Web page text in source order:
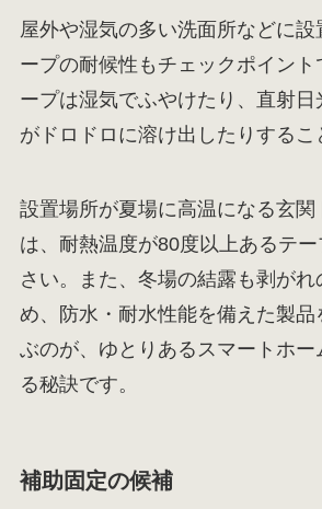
屋外や湿気の多い洗面所などに設
ープの耐候性もチェックポイント
ープは湿気でふやけたり、直射日
がドロドロに溶け出したりするこ
設置場所が夏場に高温になる玄関
は、耐熱温度が80度以上あるテ
さい。また、冬場の結露も剥がれ
め、防水・耐水性能を備えた製品
ぶのが、ゆとりあるスマートホー
る秘訣です。
補助固定の候補